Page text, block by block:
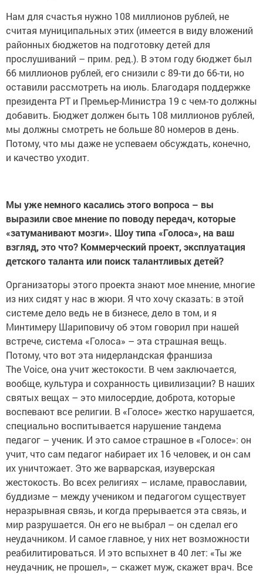
Нам для счастья нужно 108 миллионов рублей, не
считая муниципальных этих (имеется в виду вложений
районных бюджетов на подготовку детей для
прослушиваний – прим. ред.). В этом году бюджет был
66 миллионов рублей, его снизили с 89-ти до 66-ти, но
оставили рассмотреть на июль. Благодаря поддержке
президента РТ и Премьер-Министра 19 с чем-то должны
добавить. Бюджет должен быть 108 миллионов рублей,
мы должны смотреть не больше 80 номеров в день.
Потому, что мы даже не успеваем обсуждать, конечно,
и качество уходит.
Мы уже немного касались этого вопроса – вы
выразили свое мнение по поводу передач, которые
«затуманивают мозги». Шоу типа «Голоса», на ваш
взгляд, это что? Коммерческий проект, эксплуатация
детского таланта или поиск талантливых детей?
Организаторы этого проекта знают мое мнение, многие
из них сидят у нас в жюри. Я что хочу сказать: в этой
системе дело ведь не в бизнесе, дело в том, и я
Минтимеру Шариповичу об этом говорил при нашей
встрече, система «Голоса» – эта страшная вещь.
Потому, что вот эта нидерландская франшиза
The Voice, она учит жестокости. В чем заключается,
вообще, культура и сохранность цивилизации? В наших
святых вещах – это милосердие, доброта, которые
воспевают все религии. В «Голосе» жестко нарушается,
специально воспитывается нарушение тандема
педагог – ученик. И это самое страшное в «Голосе»: он
учит, что сам педагог набирает их 16 человек, и он сам
их уничтожает. Это же варварская, изуверская
жестокость. Во всех религиях – исламе, православии,
буддизме – между учеником и педагогом существует
неразрывная связь, и когда прерывается эта связь, и
мир разрушается. Он его не выбрал – он сделал его
неудачником. И самое главное, у них нет возможности
реабилитироваться. И это вспыхнет в 40 лет: «Ты же
неудачник, не прошел», – скажет муж, скажет врач. Все